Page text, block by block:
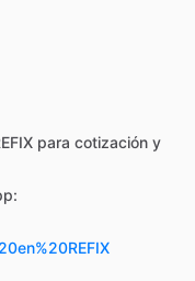
para cotización y